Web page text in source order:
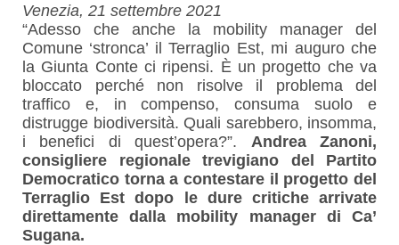
Venezia, 21 settembre 2021
“Adesso che anche la mobility manager del
Comune ‘stronca’ il Terraglio Est, mi auguro che
la Giunta Conte ci ripensi. È un progetto che va
bloccato perché non risolve il problema del
traffico e, in compenso, consuma suolo e
distrugge biodiversità. Quali sarebbero, insomma,
i benefici di quest’opera?”.
Andrea Zanoni,
consigliere regionale trevigiano del Partito
Democratico torna a contestare il progetto del
Terraglio Est dopo le dure critiche arrivate
direttamente dalla mobility manager di Ca’
Sugana.